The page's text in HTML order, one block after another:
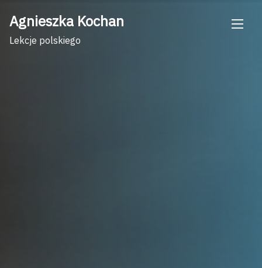
content
Agnieszka Kochan
Lekcje polskiego